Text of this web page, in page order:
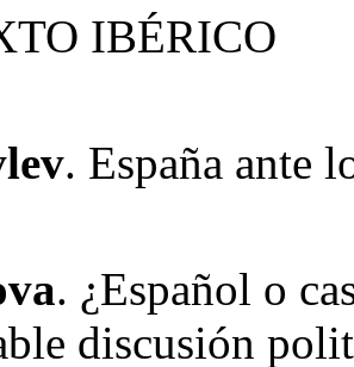
IBÉRICO
. España ante
. ¿Español o
discusión